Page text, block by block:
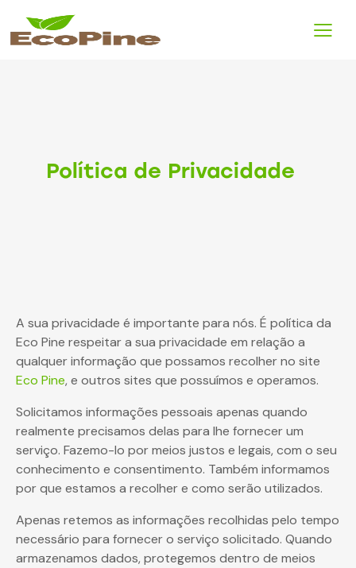
Política de Privacidade
A sua privacidade é importante para nós. É política da
Eco Pine respeitar a sua privacidade em relação a
qualquer informação que possamos recolher no site
Eco Pine, e outros sites que possuímos e operamos.
Solicitamos informações pessoais apenas quando
realmente precisamos delas para lhe fornecer um
serviço. Fazemo-lo por meios justos e legais, com o seu
conhecimento e consentimento. Também informamos
por que estamos a recolher e como serão utilizados.
Apenas retemos as informações recolhidas pelo tempo
necessário para fornecer o serviço solicitado. Quando
armazenamos dados, protegemos dentro de meios